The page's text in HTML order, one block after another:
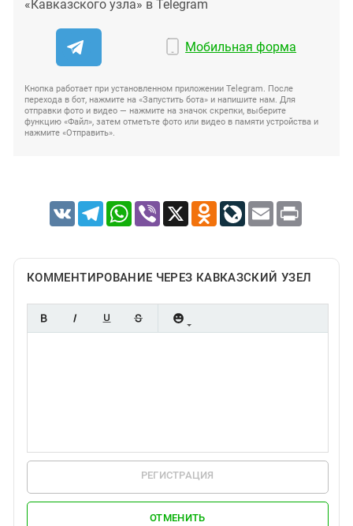
«Кавказского узла» в Telegram
Мобильная форма
Кнопка работает при установленном приложении Telegram. После
перехода в бот, нажмите на «Запустить бота» и напишите нам. Для
отправки фото и видео — нажмите на значок скрепки, выберите
функцию «Файл», затем отметьте фото или видео в памяти устройства и
нажмите «Отправить».
VK TelegramWhatsApp
Viber X Odnoklassniki
LiveJournal
Email Print
КОММЕНТИРОВАНИЕ ЧЕРЕЗ КАВКАЗСКИЙ УЗЕЛ
РЕГИСТРАЦИЯ
ОТМЕНИТЬ